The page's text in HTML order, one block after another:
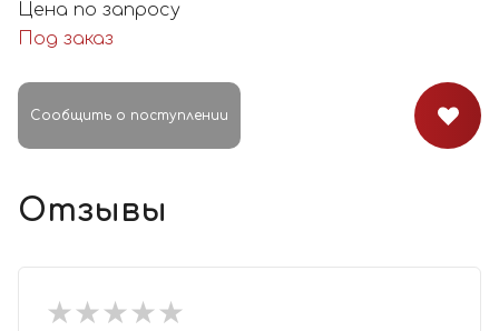
Цена по запросу
Под заказ
Сообщить о поступлении
Отзывы
★★★★★
★★★★★